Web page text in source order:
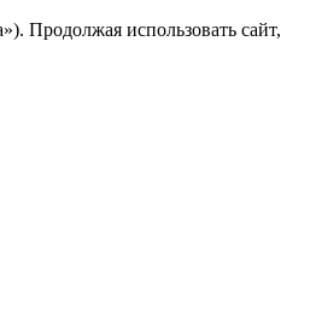
Продолжая использовать сайт,